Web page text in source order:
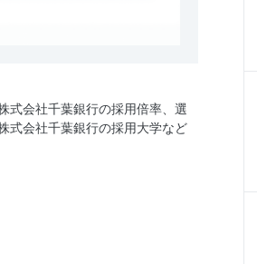
式会社千葉銀行の採用倍率、選
式会社千葉銀行の採用大学など